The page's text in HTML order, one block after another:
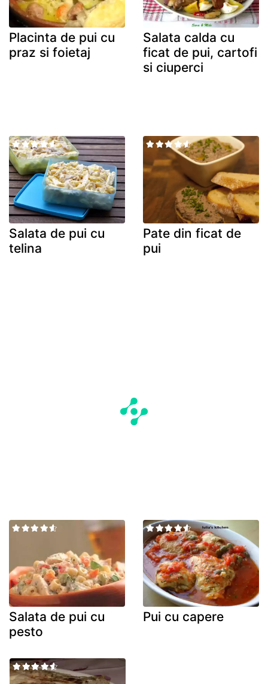
Placinta de pui cu
praz si foietaj
Salata calda cu
ficat de pui, cartofi
si ciuperci
Salata de pui cu
telina
Pate din ficat de
pui
Salata de pui cu
pesto
Pui cu capere